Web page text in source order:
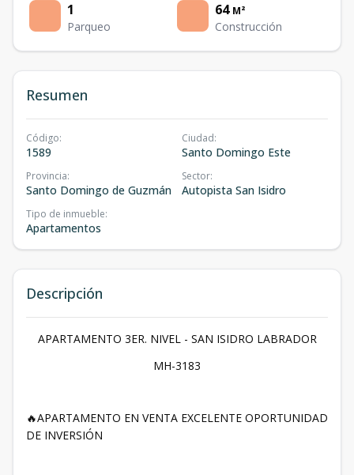
1
Parqueo
64 M²
Construcción
Resumen
Código:
1589
Ciudad:
Santo Domingo Este
Provincia:
Santo Domingo de Guzmán
Sector:
Autopista San Isidro
Tipo de inmueble:
Apartamentos
Descripción
APARTAMENTO 3ER. NIVEL - SAN ISIDRO LABRADOR
MH-3183
🔥APARTAMENTO EN VENTA EXCELENTE OPORTUNIDAD
DE INVERSIÓN